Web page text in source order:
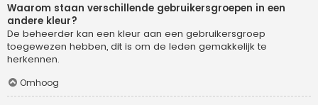
Waarom staan verschillende gebruikersgroepen in een
andere kleur?
De beheerder kan een kleur aan een gebruikersgroep
toegewezen hebben, dit is om de leden gemakkelijk te
herkennen.
Omhoog